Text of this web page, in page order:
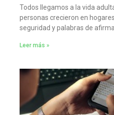
Todos llegamos a la vida
personas crecieron en
seguridad y palabras de
Leer más »